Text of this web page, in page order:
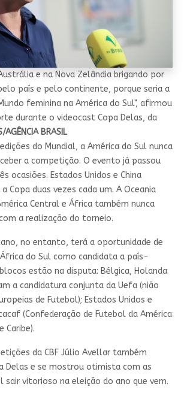
e na Nova Zelândia brigando por
país e pelo continente, porque seria a
feminina na América do Sul", afirmou
durante o videocast Copa Delas, da
AGÊNCIA BRASIL
do Mundial, a América do Sul nunca
a competição. O evento já passou
ocasiões. Estados Unidos e China
Copa duas vezes cada um. A Oceania
Central e África também nunca
a realização do torneio.
no entanto, terá a oportunidade de
do Sul como candidata a país-
estão na disputa: Bélgica, Holanda
a candidatura conjunta da Uefa (nião
de Futebol); Estados Unidos e
(Confederação de Futebol da América
Caribe).
da CBF Júlio Avellar também
Delas e se mostrou otimista com as
sair vitorioso na eleição do ano que vem.